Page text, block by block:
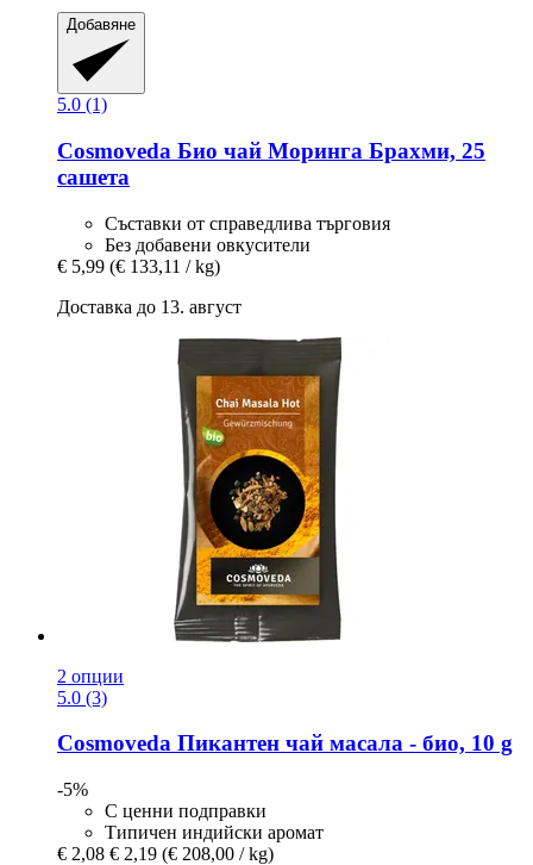
Добавяне
5.0 (1)
Cosmoveda Био чай Моринга Брахми, 25
сашета
Съставки от справедлива търговия
Без добавени овкусители
€ 5,99 (€ 133,11 / kg)
Доставка до 13. август
2 опции
5.0 (3)
Cosmoveda Пикантен чай масала -​ био, 10 g
-5%
С ценни подправки
Типичен индийски аромат
€ 2,08 € 2,19 (€ 208,00 / kg)